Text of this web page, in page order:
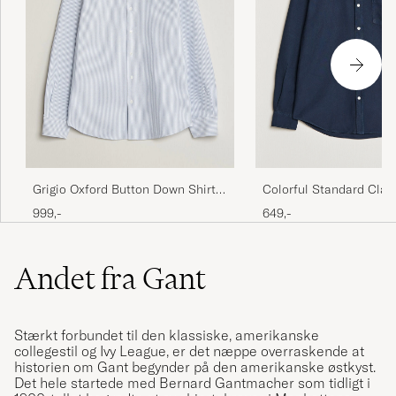
Grigio Oxford Button Down Shirt
Light Blue Stripe
999,-
Colorful Standard
Oxford Button Down
Blue
649,-
Andet fra Gant
Stærkt forbundet til den klassiske, amerikanske
collegestil og Ivy League, er det næppe overraskende at
historien om Gant begynder på den amerikanske østkyst.
Det hele startede med Bernard Gantmacher som tidligt i